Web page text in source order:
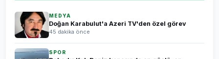
MEDYA
Doğan Karabulut'a Azeri TV'den özel görev
45 dakika önce
SPOR